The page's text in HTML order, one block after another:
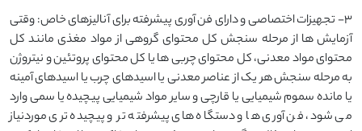
3- تجهیزات اختصاصی و دارای فن آوری پیشرفته برای آنالیزهای خاص: وقتی
آزمایش ها از مرحله سنجش کل محتوای گروهی از مواد مغذی مانند کل
محتوای مواد معدنی، کل محتوای چربی ها یا کل محتوای پروتئین و نیتروژن
به مرحله سنجش هر یک از عناصر معدنی یا اسیدهای چرب یا اسیدهای آمینه
یا مانده سموم شیمیایی یا قارچی و سایر مواد شیمیایی پیچیده یا سمی وارد
می شود، فن آوری ها و دستگاه های پیشرفته تر و پیچیده تری موردنیاز